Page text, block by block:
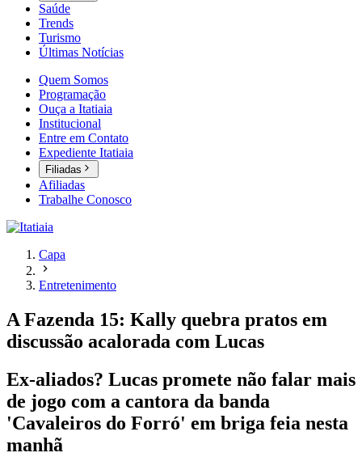
Saúde
Trends
Turismo
Últimas Notícias
Quem Somos
Programação
Ouça a Itatiaia
Institucional
Entre em Contato
Expediente Itatiaia
Filiadas
Afiliadas
Trabalhe Conosco
Capa
Entretenimento
A Fazenda 15: Kally quebra pratos em
discussão acalorada com Lucas
Ex-aliados? Lucas promete não falar mais
de jogo com a cantora da banda
'Cavaleiros do Forró' em briga feia nesta
manhã